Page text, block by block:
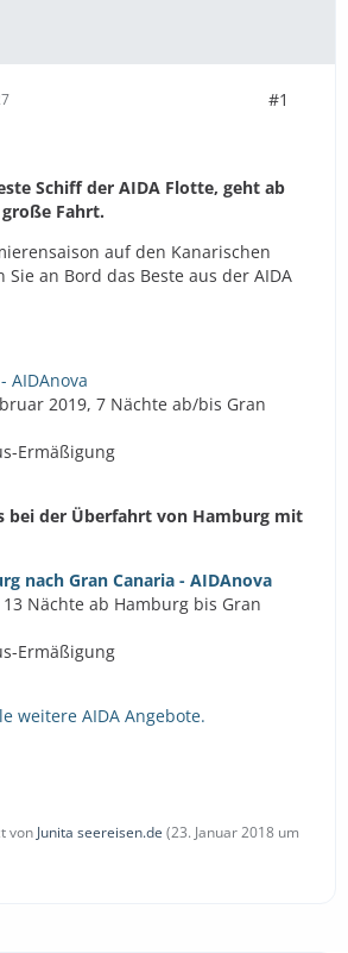
#1
Schiff der AIDA Flotte, geht ab
Fahrt.
auf den Kanarischen
an Bord das Beste aus der AIDA
AIDAnova
2019, 7 Nächte ab/bis Gran
Ermäßigung
bei der Überfahrt von Hamburg mit
nach Gran Canaria - AIDAnova
Nächte ab Hamburg bis Gran
Ermäßigung
weitere AIDA Angebote.
von Junita seereisen.de (23. Januar 2018 um